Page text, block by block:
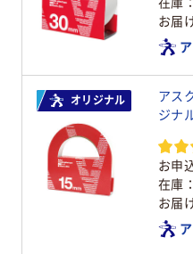
お届
オリジナル
アス
ジナ
お申
在庫
お届